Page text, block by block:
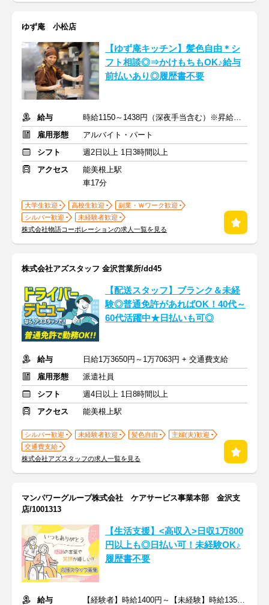
ゆず庵 小松店
【ゆず庵キッチン】髪色自由＊シ
フト相談◎⇒かけもちもOK♪給与
前払いあり◎履歴書不要
給与
時給1150～1438円（深夜手当含む）※昇給は随時あり
雇用形態
アルバイト・パート
シフト
週2日以上 1日3時間以上
アクセス
能美根上駅
車17分
大学生歓迎 高校生歓迎
副業・Ｗワーク歓迎
シルバー歓迎
未経験者歓迎
株式会社物語コーポレーションの求人一覧を見る
株式会社アズスタッフ 金沢営業所/dd45
【配送スタッフ】ブランク＆未経
験◎普通免許があればOK！40代～
60代活躍中★日払いも可◎
給与
日給1万3650円～1万7063円 + 交通費支給
雇用形態
派遣社員
シフト
週4日以上 1日8時間以上
アクセス
能美根上駅
シルバー歓迎 未経験者歓迎 髪色自由
主婦(夫)歓迎
交通費支給
株式会社アズスタッフの求人一覧を見る
マンパワーグループ株式会社 ケアサービス事業本部 金沢支
店/1001313
【生活支援】<高収入>日収1万800
円以上も◎日払い可！未経験OK♪
履歴書不要
給与
【経験者】時給1400円～【未経験】時給1350円～ ※交通費全額